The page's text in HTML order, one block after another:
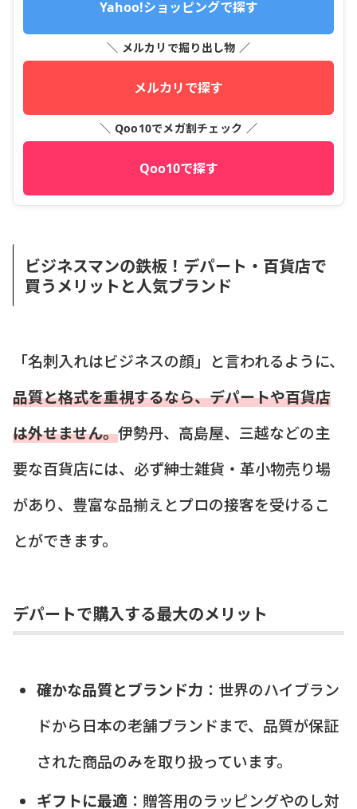
Yahoo!ショッピングで探す
＼ メルカリで掘り出し物 ／
メルカリで探す
＼ Qoo10でメガ割チェック ／
Qoo10で探す
ビジネスマンの鉄板！デパート・百貨店で
買うメリットと人気ブランド
「名刺入れはビジネスの顔」と言われるように、
品質と格式を重視するなら、デパートや百貨店
は外せません。伊勢丹、高島屋、三越などの主
要な百貨店には、必ず紳士雑貨・革小物売り場
があり、豊富な品揃えとプロの接客を受けるこ
とができます。
デパートで購入する最大のメリット
確かな品質とブランド力 ：世界のハイブラン
ドから日本の老舗ブランドまで、品質が保証
された商品のみを取り扱っています。
ギフトに最適 ：贈答用のラッピングやのし対